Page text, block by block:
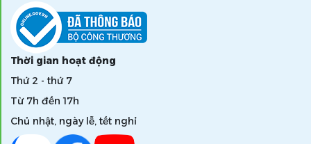
Thời gian hoạt động
Thứ 2 - thứ 7
Từ 7h đến 17h
Chủ nhật, ngày lễ, tết nghỉ